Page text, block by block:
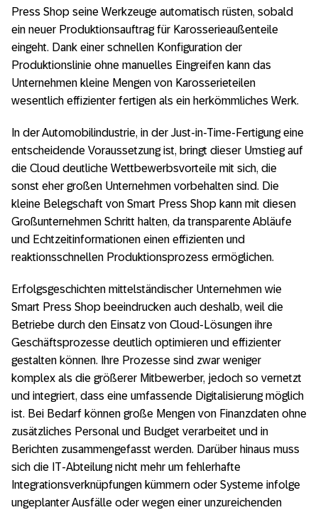
Press Shop seine Werkzeuge automatisch rüsten, sobald
ein neuer Produktionsauftrag für Karosserieaußenteile
eingeht. Dank einer schnellen Konfiguration der
Produktionslinie ohne manuelles Eingreifen kann das
Unternehmen kleine Mengen von Karosserieteilen
wesentlich effizienter fertigen als ein herkömmliches Werk.
In der Automobilindustrie, in der Just-in-Time-Fertigung eine
entscheidende Voraussetzung ist, bringt dieser Umstieg auf
die Cloud deutliche Wettbewerbsvorteile mit sich, die
sonst eher großen Unternehmen vorbehalten sind. Die
kleine Belegschaft von Smart Press Shop kann mit diesen
Großunternehmen Schritt halten, da transparente Abläufe
und Echtzeitinformationen einen effizienten und
reaktionsschnellen Produktionsprozess ermöglichen.
Erfolgsgeschichten mittelständischer Unternehmen wie
Smart Press Shop beeindrucken auch deshalb, weil die
Betriebe durch den Einsatz von Cloud-Lösungen ihre
Geschäftsprozesse deutlich optimieren und effizienter
gestalten können. Ihre Prozesse sind zwar weniger
komplex als die größerer Mitbewerber, jedoch so vernetzt
und integriert, dass eine umfassende Digitalisierung möglich
ist. Bei Bedarf können große Mengen von Finanzdaten ohne
zusätzliches Personal und Budget verarbeitet und in
Berichten zusammengefasst werden. Darüber hinaus muss
sich die IT-Abteilung nicht mehr um fehlerhafte
Integrationsverknüpfungen kümmern oder Systeme infolge
ungeplanter Ausfälle oder wegen einer unzureichenden